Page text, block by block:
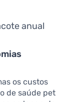
anual
os custos
de saúde pet